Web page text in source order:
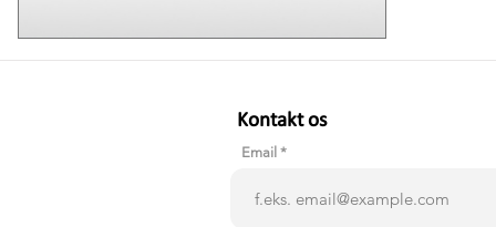
Kontakt os
Email